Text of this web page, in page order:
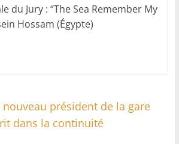
du Jury : ‘’The Sea Remember My
Hossam (Égypte)
président de la gare
dans la continuité